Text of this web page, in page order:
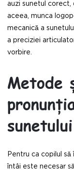
auzi sunetul corect,
aceea, munca
mecanică a
a preciziei
vorbire.
Metode
Pentru ca copilul să
întâi este necesar